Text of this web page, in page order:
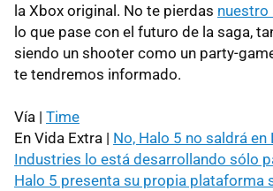
la Xbox original. No te pierdas nuestro
lo que pase con el futuro de la saga,
siendo un shooter como un party-
te tendremos informado.
Vía | Time
En Vida Extra | No, Halo 5 no saldrá en
Industries lo está desarrollando sólo
Halo 5 presenta su propia plataforma